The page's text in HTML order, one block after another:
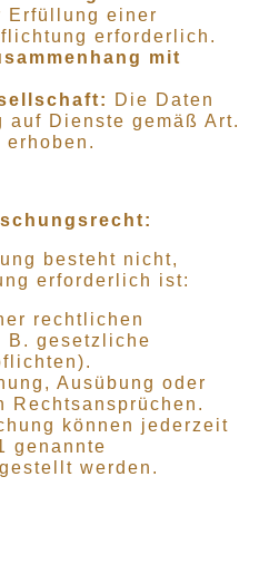
Erfüllung einer
erforderlich.
mit
Die Daten
auf Dienste gemäß Art.
erhoben.
besteht nicht,
erforderlich ist:
rechtlichen
B. gesetzliche
Ausübung oder
Rechtsansprüchen.
können jederzeit
genannte
werden.